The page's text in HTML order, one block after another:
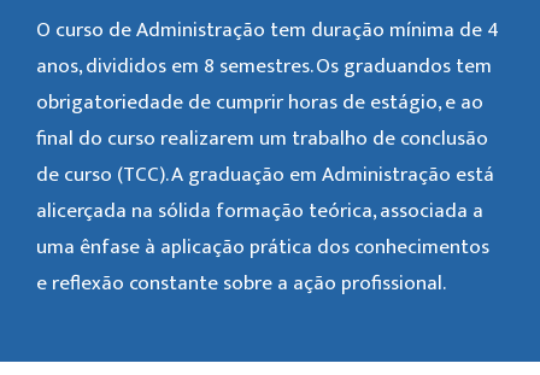
O curso de Administração tem duração mínima de 4
anos, divididos em 8 semestres. Os graduandos tem
obrigatoriedade de cumprir horas de estágio, e ao
final do curso realizarem um trabalho de conclusão
de curso (TCC). A graduação em Administração está
alicerçada na sólida formação teórica, associada a
uma ênfase à aplicação prática dos conhecimentos
e reflexão constante sobre a ação profissional.